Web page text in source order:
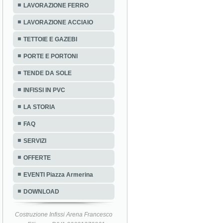
LAVORAZIONE FERRO
LAVORAZIONE ACCIAIO
TETTOIE E GAZEBI
PORTE E PORTONI
TENDE DA SOLE
INFISSI IN PVC
LA STORIA
FAQ
SERVIZI
OFFERTE
EVENTI Piazza Armerina
DOWNLOAD
Costruzione Infissi Arena Francesco